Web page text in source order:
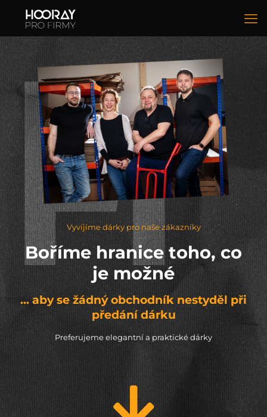
Vyvíjíme dárky pro naše zákazníky
Boříme hranice toho, co
je možné
... aby se žádný obchodník nestyděl při
předání dárku
Preferujeme elegantní a praktické dárky